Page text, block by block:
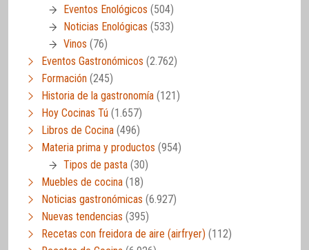
Eventos Enológicos (504)
Noticias Enológicas (533)
Vinos (76)
Eventos Gastronómicos (2.762)
Formación (245)
Historia de la gastronomía (121)
Hoy Cocinas Tú (1.657)
Libros de Cocina (496)
Materia prima y productos (954)
Tipos de pasta (30)
Muebles de cocina (18)
Noticias gastronómicas (6.927)
Nuevas tendencias (395)
Recetas con freidora de aire (airfryer) (112)